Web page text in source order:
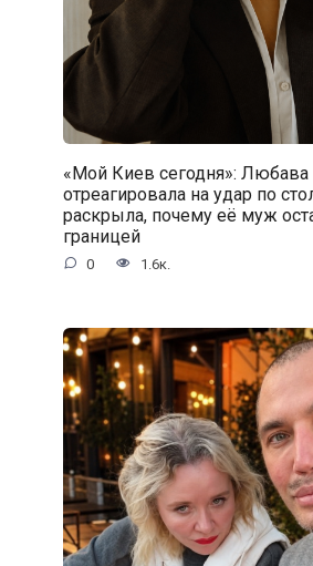
«Мой Киев сегодня»:
отреагировала на удар по
раскрыла, почему её муж
границей
0 1.6к.